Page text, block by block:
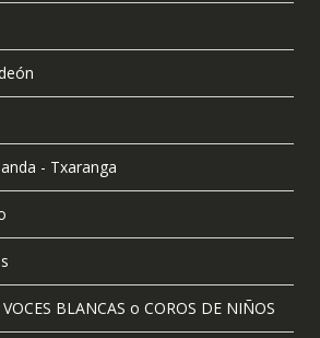
- Txaranga
BLANCAS o COROS DE NIÑOS